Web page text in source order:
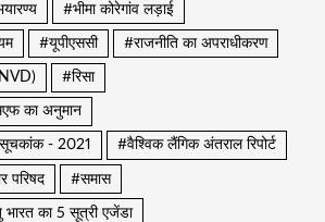
#भीमा कोरेगांव लड़ाई
#यूपीएससी #राजनीति का अपराधीकरण
#रिसा
का अनुमान
- 2021 #वैश्विक लैंगिक अंतराल रिपोर्ट
परिषद #समास
भारत का 5 सूत्री एजेंडा